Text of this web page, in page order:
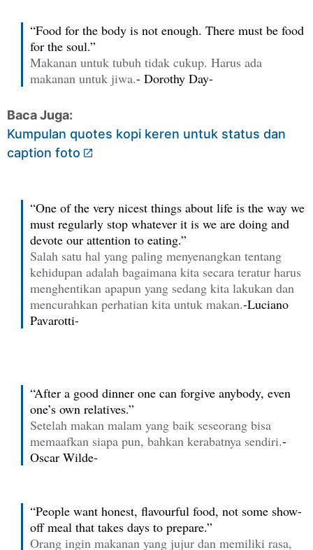
“Food for the body is not enough. There must be food
for the soul.”
Makanan untuk tubuh tidak cukup. Harus ada
makanan untuk jiwa.- Dorothy Day-
Baca Juga:
Kumpulan quotes kopi keren untuk status dan
caption foto
“One of the very nicest things about life is the way we
must regularly stop whatever it is we are doing and
devote our attention to eating.”
Salah satu hal yang paling menyenangkan tentang
kehidupan adalah bagaimana kita secara teratur harus
menghentikan apapun yang sedang kita lakukan dan
mencurahkan perhatian kita untuk makan.-Luciano
Pavarotti-
“After a good dinner one can forgive anybody, even
one’s own relatives.”
Setelah makan malam yang baik seseorang bisa
memaafkan siapa pun, bahkan kerabatnya sendiri.-
Oscar Wilde-
“People want honest, flavourful food, not some show-
off meal that takes days to prepare.”
Orang ingin makanan yang jujur dan memiliki rasa,